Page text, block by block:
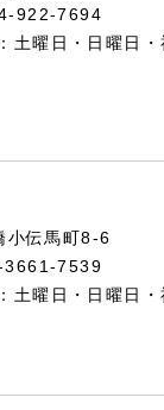
922-7694
曜日・日曜日・
伝馬町8-6
3661-7539
曜日・日曜日・